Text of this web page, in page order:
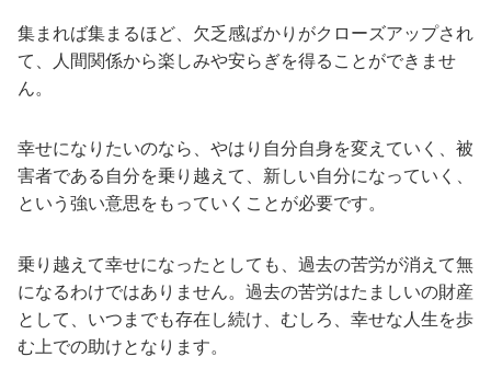
集まれば集まるほど、欠乏感ばかりがクローズアップされ
て、人間関係から楽しみや安らぎを得ることができませ
ん。
幸せになりたいのなら、やはり自分自身を変えていく、被
害者である自分を乗り越えて、新しい自分になっていく、
という強い意思をもっていくことが必要です。
乗り越えて幸せになったとしても、過去の苦労が消えて無
になるわけではありません。過去の苦労はたましいの財産
として、いつまでも存在し続け、むしろ、幸せな人生を歩
む上での助けとなります。